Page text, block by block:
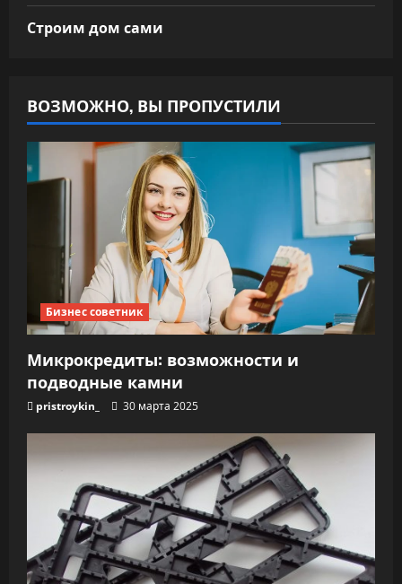
Строим дом сами
ВОЗМОЖНО, ВЫ ПРОПУСТИЛИ
Бизнес советник
Микрокредиты: возможности и
подводные камни
pristroykin_ 30 марта 2025